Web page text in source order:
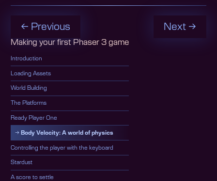
Making your first Phaser 3 game
Introduction
Loading Assets
World Building
The Platforms
Ready Player One
Body Velocity: A world of physics
Controlling the player with the keyboard
Stardust
A score to settle
← Previous Next →